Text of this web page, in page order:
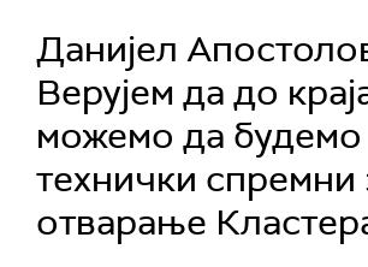
Данијел
Верујем да до
можемо да будемо
технички спремни
отварање